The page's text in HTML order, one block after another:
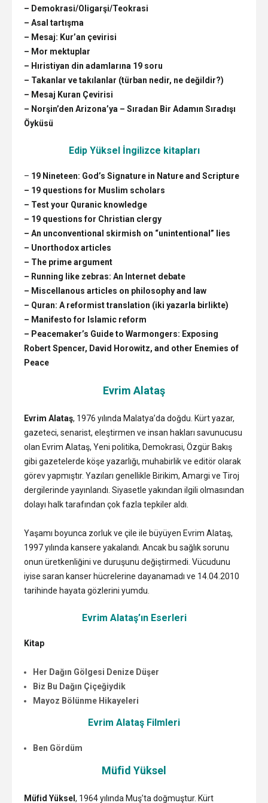
– Demokrasi/Oligarşi/Teokrasi
– Asal tartışma
– Mesaj: Kur’an çevirisi
– Mor mektuplar
– Hıristiyan din adamlarına 19 soru
– Takanlar ve takılanlar (türban nedir, ne değildir?)
– Mesaj Kuran Çevirisi
– Norşin’den Arizona’ya – Sıradan Bir Adamın Sıradışı
Öyküsü
Edip Yüksel İngilizce kitapları
– 19 Nineteen: God’s Signature in Nature and Scripture
– 19 questions for Muslim scholars
– Test your Quranic knowledge
– 19 questions for Christian clergy
– An unconventional skirmish on “unintentional” lies
– Unorthodox articles
– The prime argument
– Running like zebras: An Internet debate
– Miscellanous articles on philosophy and law
– Quran: A reformist translation (iki yazarla birlikte)
– Manifesto for Islamic reform
– Peacemaker’s Guide to Warmongers: Exposing
Robert Spencer, David Horowitz, and other Enemies of
Peace
Evrim Alataş
Evrim Alataş, 1976 yılında Malatya’da doğdu. Kürt yazar,
gazeteci, senarist, eleştirmen ve insan hakları savunucusu
olan Evrim Alataş, Yeni politika, Demokrasi, Özgür Bakış
gibi gazetelerde köşe yazarlığı, muhabirlik ve editör olarak
görev yapmıştır. Yazıları genellikle Birikim, Amargi ve Tiroj
dergilerinde yayınlandı. Siyasetle yakından ilgili olmasından
dolayı halk tarafından çok fazla tepkiler aldı.
Yaşamı boyunca zorluk ve çile ile büyüyen Evrim Alataş,
1997 yılında kansere yakalandı. Ancak bu sağlık sorunu
onun üretkenliğini ve duruşunu değiştirmedi. Vücudunu
iyise saran kanser hücrelerine dayanamadı ve 14.04.2010
tarihinde hayata gözlerini yumdu.
Evrim Alataş’ın Eserleri
Kitap
Her Dağın Gölgesi Denize Düşer
Biz Bu Dağın Çiçeğiydik
Mayoz Bölünme Hikayeleri
Evrim Alataş Filmleri
Ben Gördüm
Müfid Yüksel
Müfid Yüksel , 1964 yılında Muş’ta doğmuştur. Kürt